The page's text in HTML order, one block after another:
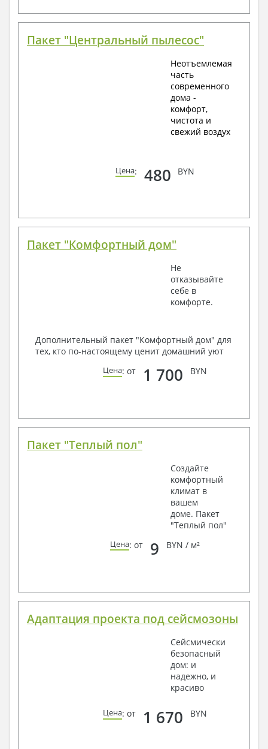
Пакет "Центральный пылесос"
Неотъемлемая
часть
современного
дома -
комфорт,
чистота и
свежий воздух
Цена: 480 BYN
Пакет "Комфортный дом"
Не
отказывайте
себе в
комфорте.
Дополнительный пакет "Комфортный дом" для
тех, кто по-настоящему ценит домашний уют
Цена: от 1 700 BYN
Пакет "Теплый пол"
Создайте
комфортный
климат в
вашем
доме. Пакет
"Теплый пол"
Цена: от 9 BYN / м²
Адаптация проекта под сейсмозоны
Сейсмически
безопасный
дом: и
надежно, и
красиво
Цена: от 1 670 BYN